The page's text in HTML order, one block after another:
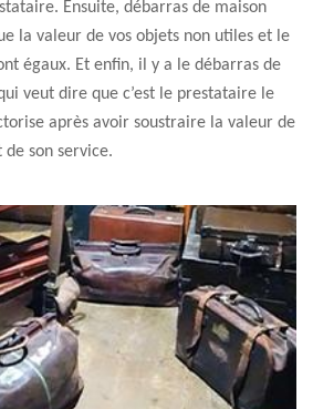
Ensuite, débarras de maison
la valeur de vos objets non utiles et le
égaux. Et enfin, il y a le débarras de
veut dire que c’est le prestataire le
après avoir soustraire la valeur de
son service.